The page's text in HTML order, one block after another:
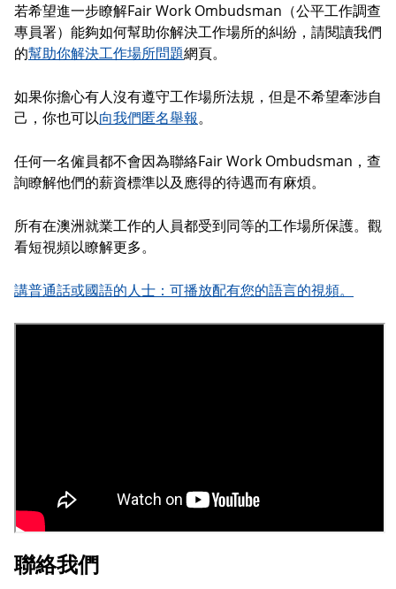
若希望進一步瞭解Fair Work Ombudsman（公平工作調查
專員署）能夠如何幫助你解決工作場所的糾紛，請閱讀我們
的幫助你解決工作場所問題網頁。
如果你擔心有人沒有遵守工作場所法規，但是不希望牽涉自
己，你也可以向我們匿名舉報。
任何一名僱員都不會因為聯絡Fair Work Ombudsman，查
詢瞭解他們的薪資標準以及應得的待遇而有麻煩。
所有在澳洲就業工作的人員都受到同等的工作場所保護。觀
看短視頻以瞭解更多。
講普通話或國語的人士：可播放配有您的語言的視頻。
聯絡我們